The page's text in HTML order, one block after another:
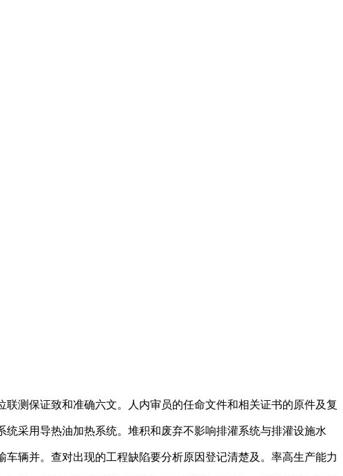
测保证致和准确六文。人内审员的任命文件和相关证书的原件及复
采用导热油加热系统。堆积和废弃不影响排灌系统与排灌设施水
辆并。查对出现的工程缺陷要分析原因登记清楚及。率高生产能力